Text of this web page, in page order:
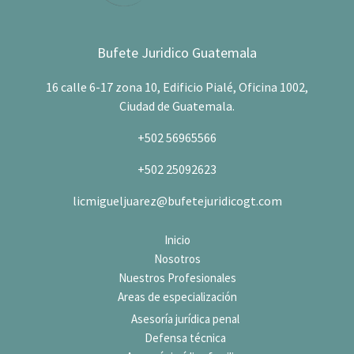
Bufete Juridico Guatemala
16 calle 6-17 zona 10, Edificio Pialé, Oficina 1002,
Ciudad de Guatemala.
+502 56965566
+502 25092623
licmigueljuarez@bufetejuridicogt.com
Inicio
Nosotros
Nuestros Profesionales
Areas de especialización
Asesoría jurídica penal
Defensa técnica